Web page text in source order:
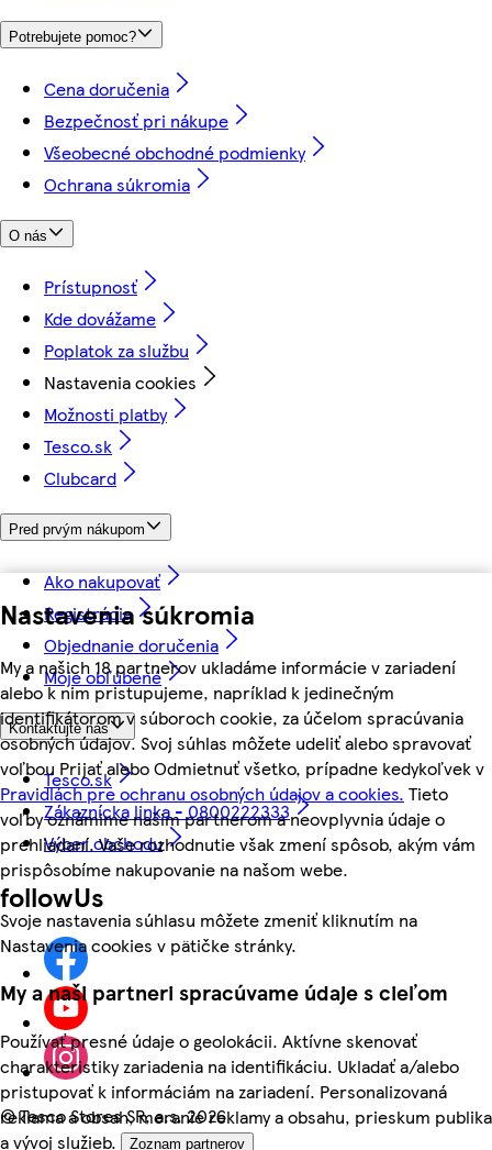
Nastavenia súkromia
My a našich 18 partnerov ukladáme informácie v zariadení
alebo k nim pristupujeme, napríklad k jedinečným
identifikátorom v súboroch cookie, za účelom spracúvania
osobných údajov. Svoj súhlas môžete udeliť alebo spravovať
voľbou Prijať alebo Odmietnuť všetko, prípadne kedykoľvek v
Pravidlách pre ochranu osobných údajov a cookies. Tieto
voľby oznámime našim partnerom a neovplyvnia údaje o
prehliadaní. Vaše rozhodnutie však zmení spôsob, akým vám
prispôsobíme nakupovanie na našom webe.
Svoje nastavenia súhlasu môžete zmeniť kliknutím na
Nastavenia cookies v pätičke stránky.
My a naši partneri spracúvame údaje s cieľom
Používať presné údaje o geolokácii. Aktívne skenovať
charakteristiky zariadenia na identifikáciu. Ukladať a/alebo
pristupovať k informáciám na zariadení. Personalizovaná
reklama a obsah, meranie reklamy a obsahu, prieskum publika
a vývoj služieb.
Zoznam partnerov
Potrebujete pomoc?
Cena doručenia
Bezpečnosť pri nákupe
Všeobecné obchodné podmienky
Ochrana súkromia
O nás
Prístupnosť
Kde dovážame
Poplatok za službu
Nastavenia cookies
Možnosti platby
Tesco.sk
Clubcard
Pred prvým nákupom
Ako nakupovať
Registrácia
Objednanie doručenia
Moje obľúbené
Kontaktujte nás
Tesco.sk
Zákaznícka linka - 0800222333
Výber obchodu
followUs
©Tesco Stores SR, a.s. 2026